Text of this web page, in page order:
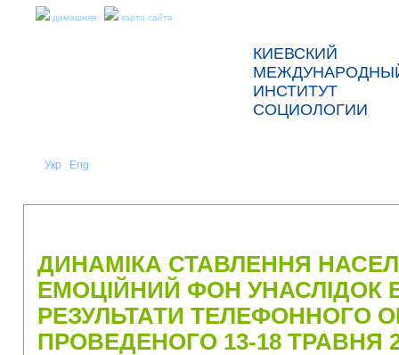
домашняя карта сайта
КИЕВСКИЙ
ИНСТИТУТ
СОЦИОЛОГИИ
Укр Eng
ДИНАМІКА СТАВЛЕННЯ
ЕМОЦІЙНИЙ ФОН УНАСЛІДОК
РЕЗУЛЬТАТИ ТЕЛЕФОННОГО
ПРОВЕДЕНОГО 13-18 ТРАВНЯ